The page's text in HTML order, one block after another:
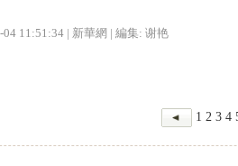
04 11:51:34 | 新華網 | 編集: 谢艳
1 2 3 4